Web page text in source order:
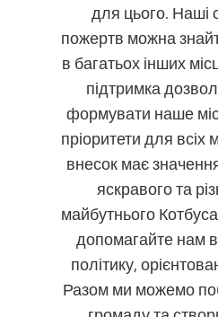
для цього. Наші
пожертв можна
в багатьох інших
підтримка
формувати наше
пріоритети для
внесок має
яскравого та
майбутнього
допомагайте нам
політику,
Разом ми можемо